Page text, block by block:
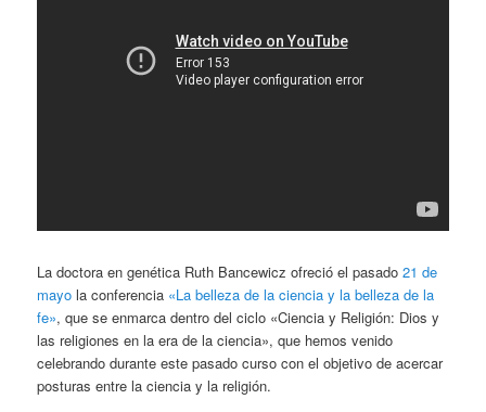
La doctora en genética Ruth Bancewicz ofreció el pasado21 de
mayola conferencia «La belleza de la ciencia y la belleza de la
fe», que se enmarca dentro del ciclo «Ciencia y Religión: Dios y
las religiones en la era de la ciencia», que hemos venido
celebrando durante este pasado curso con el objetivo de acercar
posturas entre la ciencia y la religión.